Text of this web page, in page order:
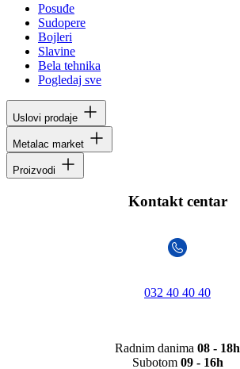
Posuđe
Sudopere
Bojleri
Slavine
Bela tehnika
Pogledaj sve
Uslovi prodaje
Metalac market
Proizvodi
Kontakt centar
032 40 40 40
Radnim danima 08 - 18h
Subotom 09 - 16h